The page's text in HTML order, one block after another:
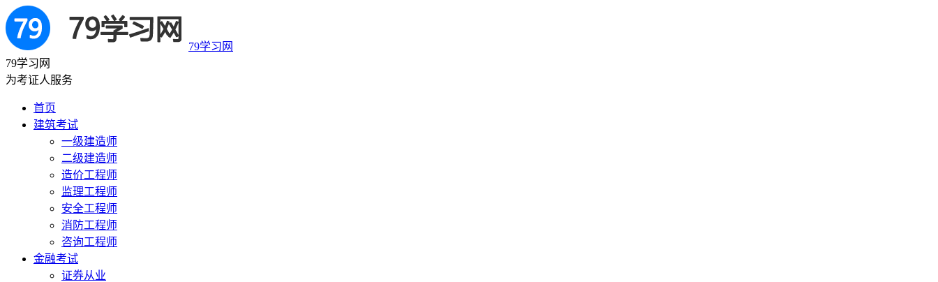
79学习网
79学习网
为考证人服务
首页
建筑考试
一级建造师
二级建造师
造价工程师
监理工程师
安全工程师
消防工程师
咨询工程师
金融考试
证券从业